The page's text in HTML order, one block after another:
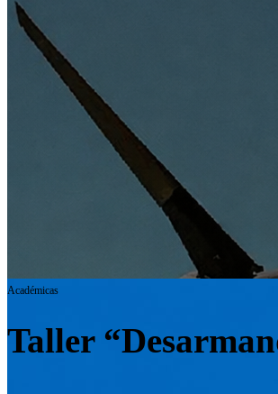
Académicas
Taller